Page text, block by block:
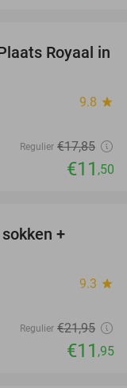
36%
Royaal in
9.8 star
Regulier €17,85
€11 ,50
+
9.3 star
Regulier €21,95
€11 ,95